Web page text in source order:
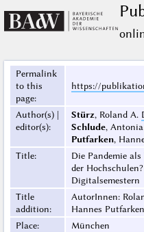
Permalink
to this
page:
https://
Author(s) |
editor(s):
Stürz, Roland A.
Schlude, Antonia
Putfarken,
Title:
Die Pandemie
der
Digitalsemestern
Title
addition:
AutorInnen:
Hannes Putfarken
Place:
München